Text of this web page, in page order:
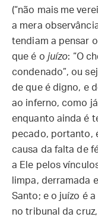
(“não mais me
a mera
tendiam a pensar
que é o juízo: “O
condenado”, ou
de que é digno, e
ao inferno, como
enquanto ainda é
pecado, portanto,
causa da falta de
a Ele pelos
limpa, derramada
Santo; e o juízo é
no tribunal da